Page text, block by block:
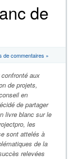
de
de commentaires »
aux
de projets,
en
de partager
livre blanc sur le
les
sont attelés à
de la
relevées